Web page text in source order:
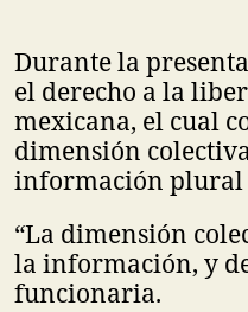
Durante la
el derecho a la
mexicana, el cual
dimensión
información plural
“La dimensión
la información, y
funcionaria.